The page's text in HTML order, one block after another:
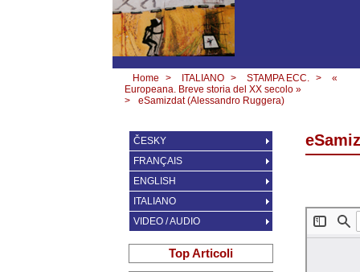
Home > ITALIANO > STAMPA ECC. >
«
Europeana. Breve storia del XX secolo »
>
eSamizdat (Alessandro Ruggera)
ČESKY
FRANÇAIS
ENGLISH
ITALIANO
VIDEO / AUDIO
Top Articoli